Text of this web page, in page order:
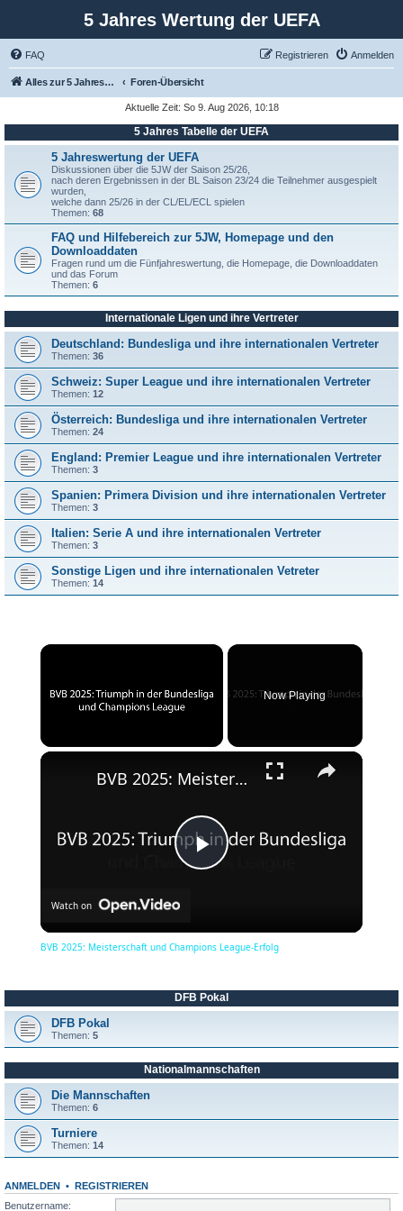
5 Jahres Wertung der UEFA
FAQ Anmelden
Registrieren
Alles zur 5 Jahreswertung / Tabelle der UEFA mit vielen Statistiken. Foren-Übersicht
Aktuelle Zeit: So 9. Aug 2026, 10:18
5 Jahres Tabelle der UEFA
5 Jahreswertung der UEFA
Diskussionen über die 5JW der Saison 25/26,
nach deren Ergebnissen in der BL Saison 23/24 die Teilnehmer ausgespielt
wurden,
welche dann 25/26 in der CL/EL/ECL spielen
Themen: 68
FAQ und Hilfebereich zur 5JW, Homepage und den
Downloaddaten
Fragen rund um die Fünfjahreswertung, die Homepage, die Downloaddaten
und das Forum
Themen: 6
Internationale Ligen und ihre Vertreter
Deutschland: Bundesliga und ihre internationalen Vertreter
Themen: 36
Schweiz: Super League und ihre internationalen Vertreter
Themen: 12
Österreich: Bundesliga und ihre internationalen Vertreter
Themen: 24
England: Premier League und ihre internationalen Vertreter
Themen: 3
Spanien: Primera Division und ihre internationalen Vertreter
Themen: 3
Italien: Serie A und ihre internationalen Vertreter
Themen: 3
Sonstige Ligen und ihre internationalen Vetreter
Themen: 14
×
Now Playing
×
P
V
d
BVB 2025: Meisterschaft und Champions League-Erfolg
Watch on
BVB 2025: Meisterschaft und Champions League-Erfolg
DFB Pokal
DFB Pokal
Themen: 5
Nationalmannschaften
Die Mannschaften
Themen: 6
Turniere
Themen: 14
ANMELDEN •
REGISTRIEREN
Benutzername: